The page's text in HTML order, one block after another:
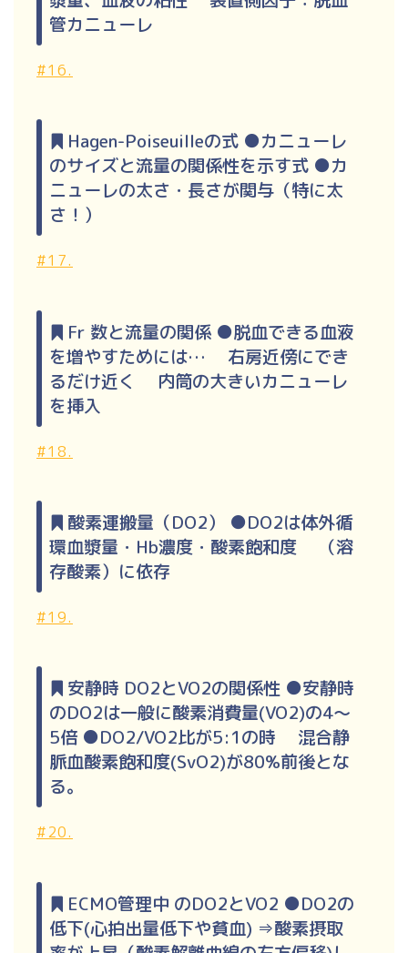
管カニューレ
#16.
Hagen-Poiseuilleの式 ●カニューレ
のサイズと流量の関係性を示す式 ●カ
ニューレの太さ・長さが関与（特に太
さ！）
#17.
Fr 数と流量の関係 ●脱血できる血液
を増やすためには… 右房近傍にでき
るだけ近く 内筒の大きいカニューレ
を挿入
#18.
酸素運搬量（DO2） ●DO2は体外循
環血漿量・Hb濃度・酸素飽和度 （溶
存酸素）に依存
#19.
安静時 DO2とVO2の関係性 ●安静時
のDO2は一般に酸素消費量(VO2)の4～
5倍 ●DO2/VO2比が5:1の時 混合静
脈血酸素飽和度(SvO2)が80%前後とな
る。
#20.
ECMO管理中 のDO2とVO2 ●DO2の
低下(心拍出量低下や貧血) ⇒酸素摂取